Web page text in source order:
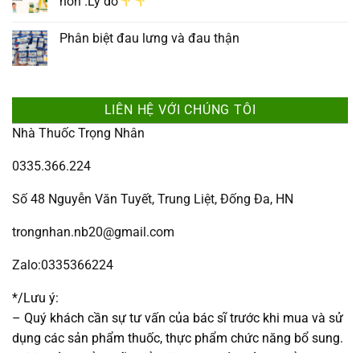
Phân biệt đau lưng và đau thận
LIÊN HỆ VỚI CHÚNG TÔI
Nhà Thuốc Trọng Nhân
0335.366.224
Số 48 Nguyễn Văn Tuyết, Trung Liệt, Đống Đa, HN
trongnhan.nb20@gmail.com
Zalo:0335366224
*/Lưu ý:
– Quý khách cần sự tư vấn của bác sĩ trước khi mua và sử
dụng các sản phẩm thuốc, thực phẩm chức năng bổ sung.